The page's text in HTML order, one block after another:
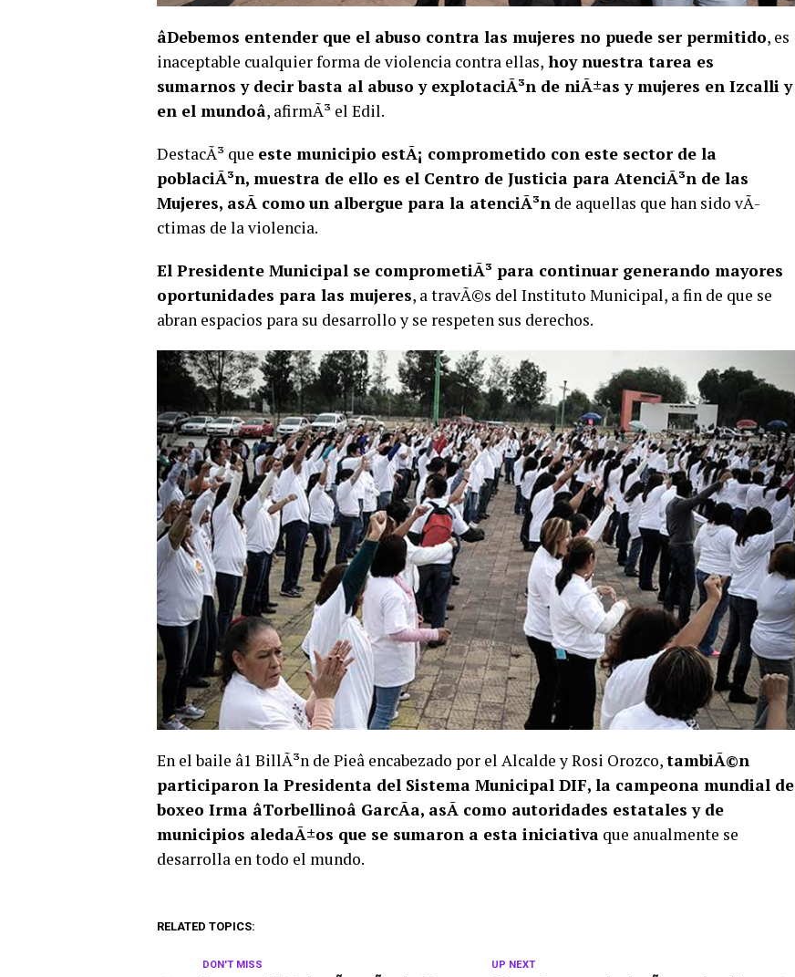
âDebemos entender que el abuso contra las mujeres no puede ser permitido, es
inaceptable cualquier forma de violencia contra ellas, hoy nuestra tarea es
sumarnos y decir basta al abuso y explotaciÃ³n de niÃ±as y mujeres en Izcalli y
en el mundoâ, afirmÃ³ el Edil.
DestacÃ³ que este municipio estÃ¡ comprometido con este sector de la
poblaciÃ³n, muestra de ello es el Centro de Justicia para AtenciÃ³n de las
Mujeres, asÃ­ como un albergue para la atenciÃ³n de aquellas que han sido vÃ­
ctimas de la violencia.
El Presidente Municipal se comprometiÃ³ para continuar generando mayores
oportunidades para las mujeres, a travÃ©s del Instituto Municipal, a fin de que se
abran espacios para su desarrollo y se respeten sus derechos.
En el baile â1 BillÃ³n de Pieâ encabezado por el Alcalde y Rosi Orozco,tambiÃ©n
participaron la Presidenta del Sistema Municipal DIF, la campeona mundial de
boxeo Irma âTorbellinoâ GarcÃ­a, asÃ­ como autoridades estatales y de
municipios aledaÃ±os que se sumaron a esta iniciativa que anualmente se
desarrolla en todo el mundo.
RELATED TOPICS:
UP NEXT
DON'T MISS